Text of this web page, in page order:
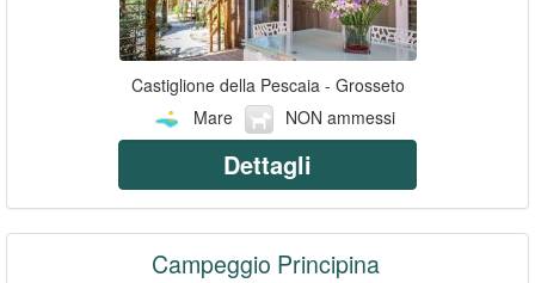
Castiglione della Pescaia - Grosseto
Mare
NON ammessi
Dettagli
Campeggio Principina